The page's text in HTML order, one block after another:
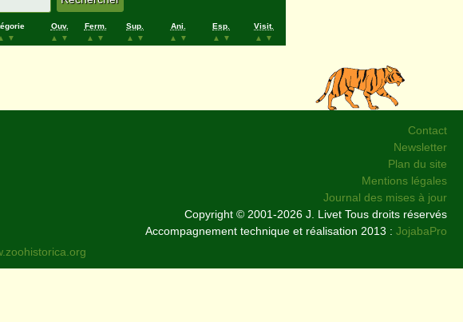
▼
Ouv.
▲
▼
Ferm.
▲
▼
Sup.
▲
▼
Ani.
▲
▼
Esp.
▲
▼
Visit.
▲
▼
Contact
Newsletter
Plan du site
Mentions légales
Journal des mises à jour
Copyright © 2001-2026 J. Livet Tous droits réservés
Accompagnement technique et réalisation 2013 : JojabaPro